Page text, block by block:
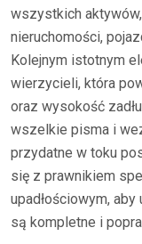
wszystkich
nieruchomości,
Kolejnym istotnym
wierzycieli, która
oraz wysokość
wszelkie pisma i
przydatne w toku
się z prawnikiem
upadłościowym,
są kompletne i